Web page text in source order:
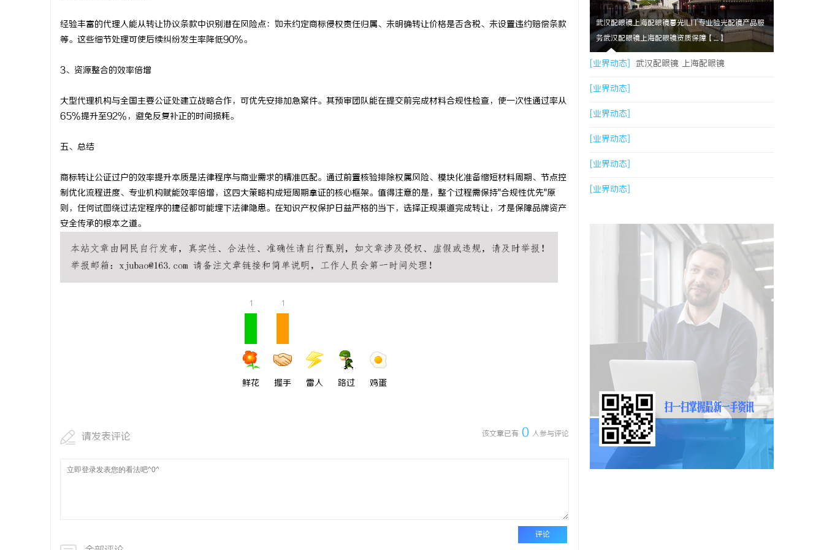
经验丰富的代理人能从转让协议条款中识别潜在风险点：如未约定商标侵权责任归属、未明确转让价格是否含税、未设置违约赔偿条款
等。这些细节处理可使后续纠纷发生率降低90%。
3、资源整合的效率倍增
大型代理机构与全国主要公证处建立战略合作，可优先安排加急案件。其预审团队能在提交前完成材料合规性检查，使一次性通过率从
65%提升至92%，避免反复补正的时间损耗。
五、总结
商标转让公证过户的效率提升本质是法律程序与商业需求的精准匹配。通过前置核验排除权属风险、模块化准备缩短材料周期、节点控
制优化流程进度、专业机构赋能效率倍增，这四大策略构成短周期拿证的核心框架。值得注意的是，整个过程需保持"合规性优先"原
则，任何试图绕过法定程序的捷径都可能埋下法律隐患。在知识产权保护日益严格的当下，选择正规渠道完成转让，才是保障品牌资产
安全传承的根本之道。
1
鲜花
1
握手 雷人 路过 鸡蛋
该文章已有 0 人参与评论
请发表评论
评论
武汉配眼镜上海配眼镜暮光ILIT专业验光配镜产品服
务武汉配眼镜上海配眼镜资质保障【....】
[业界动态] 武汉配眼镜 上海配眼镜
[业界动态]
[业界动态]
[业界动态]
[业界动态]
[业界动态]